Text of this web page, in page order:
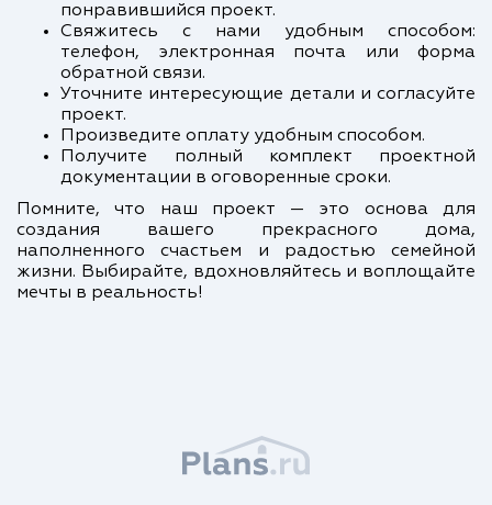
понравившийся проект.
Свяжитесь с нами удобным способом:
телефон, электронная почта или форма
обратной связи.
Уточните интересующие детали и согласуйте
проект.
Произведите оплату удобным способом.
Получите полный комплект проектной
документации в оговоренные сроки.
Помните, что наш проект — это основа для
создания вашего прекрасного дома,
наполненного счастьем и радостью семейной
жизни. Выбирайте, вдохновляйтесь и воплощайте
мечты в реальность!